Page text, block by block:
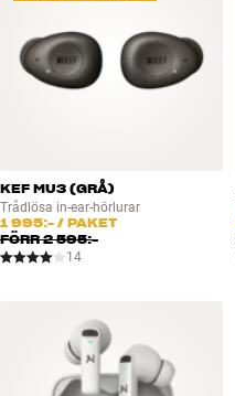
KEF MU3 (GRÅ)
Trådlösa in-ear-hörlurar
1 995:- / PAKET
FÖRR2 595:-
14